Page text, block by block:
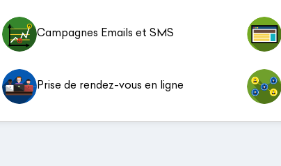
Campagnes Emails et SMS
Prise de rendez-vous en ligne